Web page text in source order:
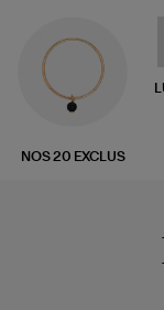
NOS 20 EXCLUS